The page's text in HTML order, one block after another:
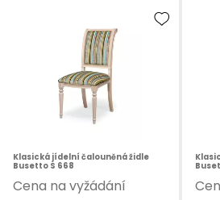
Klasická jídelní čalouněná židle
Busetto S 668
Cena na vyžádání